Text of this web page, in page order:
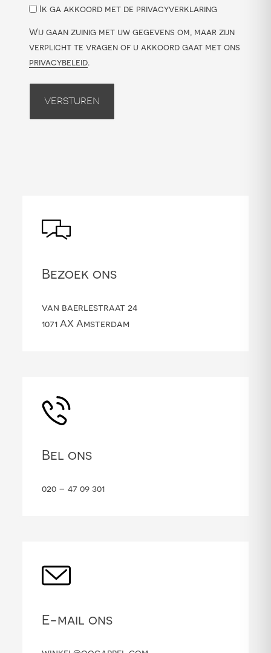
Ik ga akkoord met de privacyverklaring
Wij gaan zuinig met uw gegevens om, maar zijn
verplicht te vragen of u akkoord gaat met ons
privacybeleid.
Versturen
Bezoek ons
van baerlestraat 24
1071 AX Amsterdam
Bel ons
020 – 47 09 301
E-mail ons